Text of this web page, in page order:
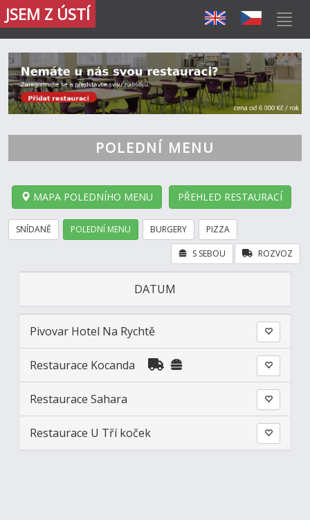
JSEM Z ÚSTÍ
POLEDNÍ MENU
MAPA POLEDNÍHO MENU PŘEHLED RESTAURACÍ
SNÍDANĚ POLEDNÍ MENU BURGERY PIZZA
ROZVOZ
S SEBOU
DATUM
Pivovar Hotel Na Rychtě
Restaurace Kocanda
Restaurace Sahara
Restaurace U Tří koček